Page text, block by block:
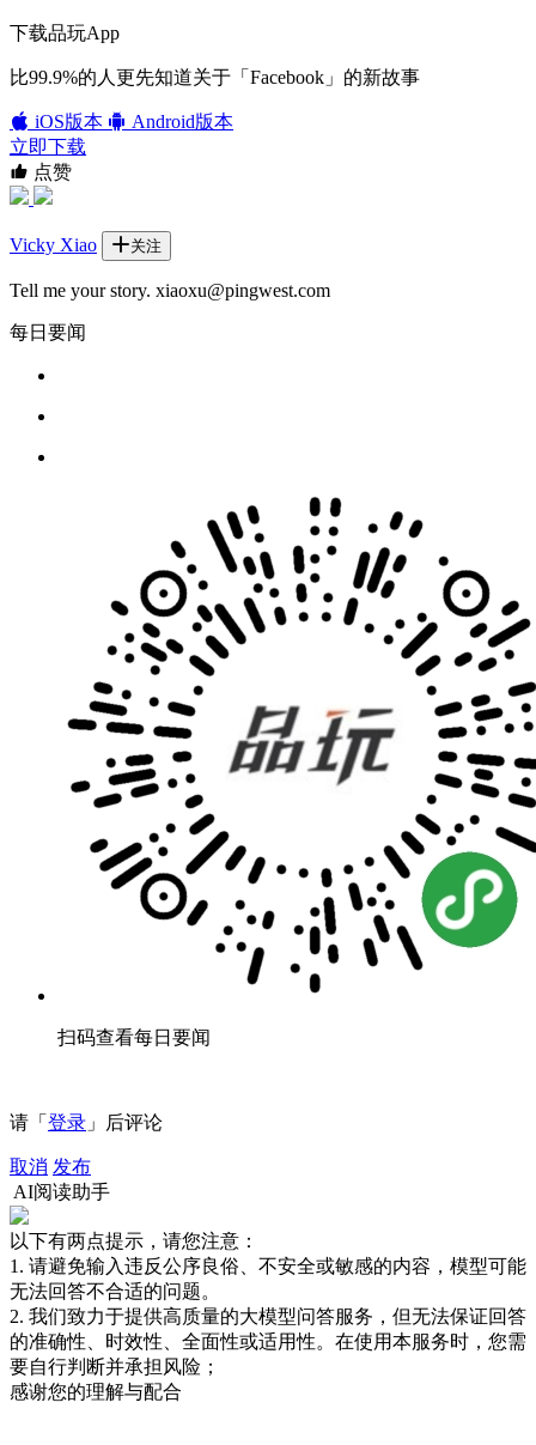
下载品玩App
比99.9%的人更先知道关于「Facebook」的新故事
iOS版本
Android版本
立即下载
点赞
Vicky Xiao 关注
Tell me your story. xiaoxu@pingwest.com
每日要闻
扫码查看每日要闻
请「 登录 」后评论
取消 发布
AI阅读助手
以下有两点提示，请您注意：
1. 请避免输入违反公序良俗、不安全或敏感的内容，模型可能
无法回答不合适的问题。
2. 我们致力于提供高质量的大模型问答服务，但无法保证回答
的准确性、时效性、全面性或适用性。在使用本服务时，您需
要自行判断并承担风险；
感谢您的理解与配合